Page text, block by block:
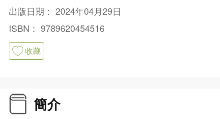
出版日期： 2024年04月29日
ISBN： 9789620454516
收藏
簡介